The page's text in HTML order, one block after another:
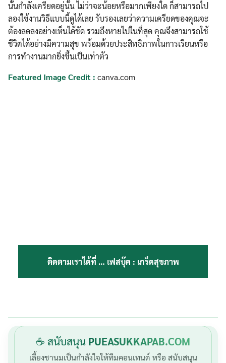
นั้นกำลังเครียดอยู่นั้น ไม่ว่าจะน้อยหรือมากเพียงใด ก็สามารถไป
ลองใช้งานวิธีแบบนี้ดูได้เลย รับรองเลยว่าความเครียดของคุณจะ
ต้องลดลงอย่างเห็นได้ชัด รวมถึงหายไปในที่สุด คุณจึงสามารถใช้
ชีวิตได้อย่างมีความสุข พร้อมด้วยประสิทธิภาพในการเรียนหรือ
การทำงานมากยิ่งขึ้นเป็นเท่าตัว
Featured Image Credit : canva.com
ติดตามเราได้ที่ … เฟสบุ๊ค : เกร็ดสุขภาพ
☕ สนับสนุน PUEASUKKAPAB.COM
เลี้ยงชานมเป็นกำลังใจให้ทีมคอนเทนต์ หรือ สนับสนุน